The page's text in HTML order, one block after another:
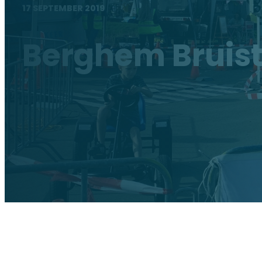
17 SEPTEMBER 2019
Berghem